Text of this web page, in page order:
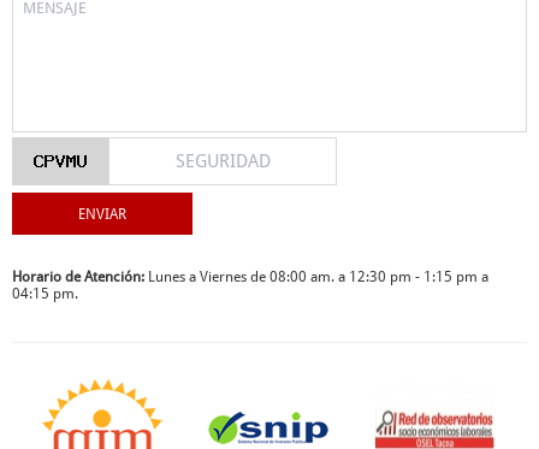
Horario de Atención: Lunes a Viernes de 08:00 am. a 12:30 pm - 1:15 pm a
04:15 pm.